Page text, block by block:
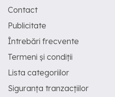
Contact
Publicitate
Întrebări frecvente
Termeni și condiții
Lista categoriilor
Siguranța tranzacțiilor